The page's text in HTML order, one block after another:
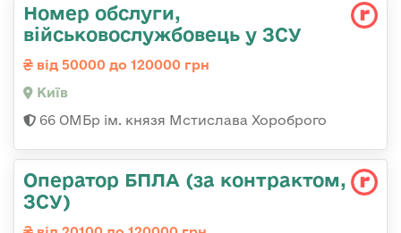
Номер обслуги,
військовослужбовець у ЗСУ
від 50000 до 120000 грн
Київ
66 ОМБр ім. князя Мстислава Хороброго
Оператор БПЛА (за контрактом,
ЗСУ)